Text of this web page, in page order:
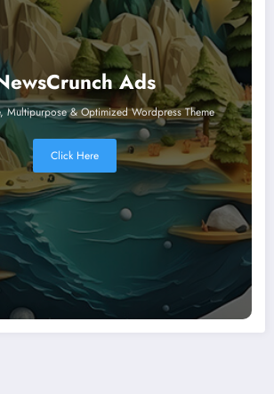
Ads
Multipurpose & Optimized Wordpress Theme.
Click Here